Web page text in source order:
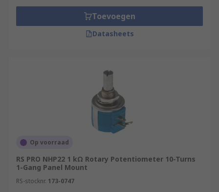
Toevoegen
Datasheets
Op voorraad
RS PRO NHP22 1 kΩ Rotary Potentiometer 10-Turns
1-Gang Panel Mount
RS-stocknr. 173-0747